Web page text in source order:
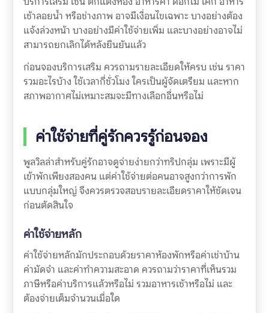
เช้าลอยน้ำ หรือช่างภาพ อาจมีเงื่อนไขเฉพาะ บางอย่างต้อง
แจ้งล่วงหน้า บางอย่างมีค่าใช้จ่ายเพิ่ม และบางอย่างอาจไม่
สามารถยกเลิกได้หลังยืนยันแล้ว
ก่อนจองบริการเสริม ควรถามรายละเอียดให้ครบ เช่น ราคา
รวมอะไรบ้าง ใช้เวลากี่ชั่วโมง ใครเป็นผู้จัดเตรียม และหาก
สภาพอากาศไม่เหมาะสมจะมีทางเลือกอื่นหรือไม่
ค่าใช้จ่ายที่คู่รักควรรู้ก่อนจอง
พูลวิลล่าสำหรับคู่รักอาจดูจ่ายง่ายกว่าทริปกลุ่ม เพราะมีผู้
เข้าพักเพียงสองคน แต่ค่าใช้จ่ายต่อคนอาจสูงกว่าการพัก
แบบกลุ่มใหญ่ จึงควรตรวจสอบรายละเอียดราคาให้ชัดเจน
ก่อนตัดสินใจ
ค่าใช้จ่ายหลัก
ค่าใช้จ่ายหลักมักประกอบด้วยราคาห้องพักหรือค่าเช่าบ้าน
ค่ามัดจำ และค่าทำความสะอาด ควรถามว่าราคาที่เห็นรวม
ภาษีหรือค่าบริการแล้วหรือไม่ รวมอาหารเช้าหรือไม่ และ
ต้องจ่ายเต็มจำนวนเมื่อใด